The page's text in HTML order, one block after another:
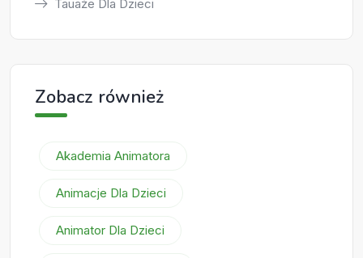
Tauaże Dla Dzieci
Zobacz również
Akademia Animatora
Animacje Dla Dzieci
Animator Dla Dzieci